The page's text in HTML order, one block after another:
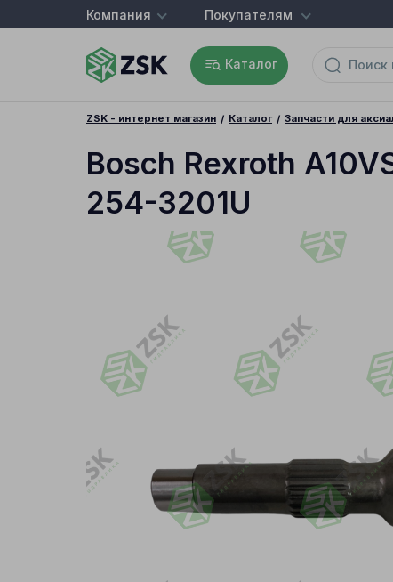
Компания Покупателям
Каталог
ZSK - интернет магазин Каталог Запчасти для
Bosch Rexroth
254-3201U